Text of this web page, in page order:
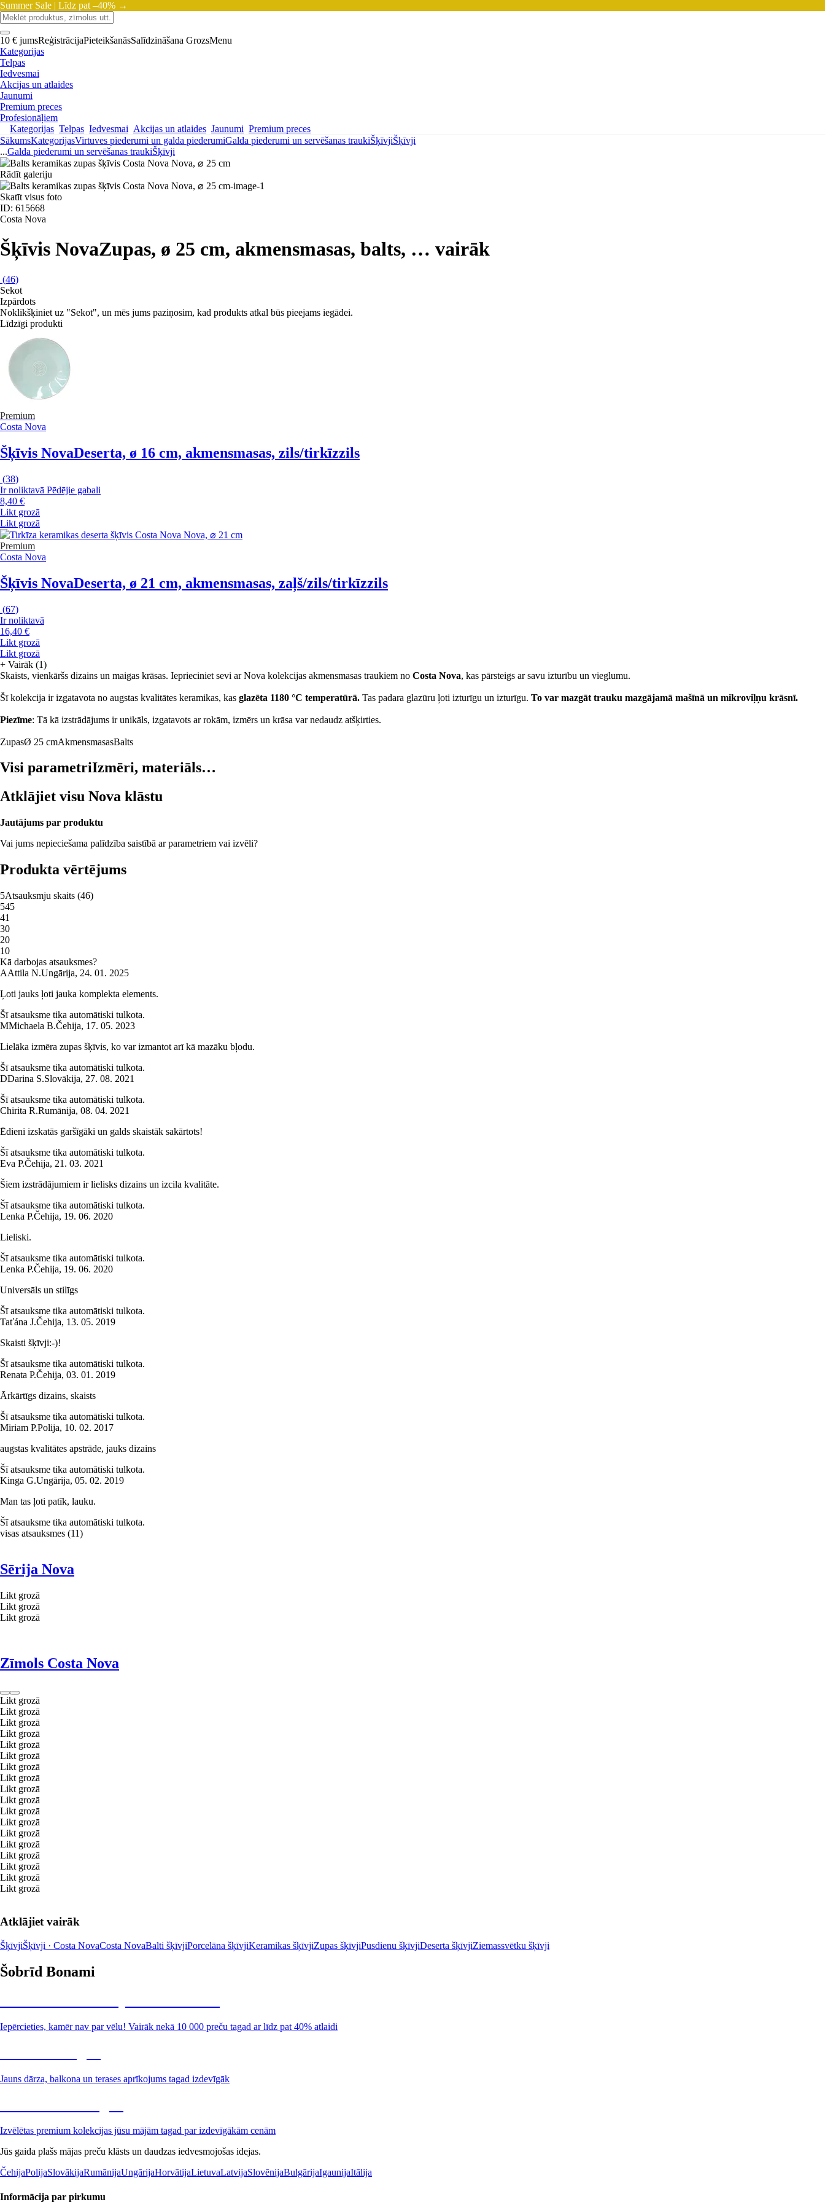
Summer Sale | Līdz pat –40% →
10 € jumsReģistrācijaPieteikšanāsSalīdzināšana GrozsMenu
Kategorijas
Telpas
Iedvesmai
Akcijas un atlaides
Jaunumi
Premium preces
Profesionāļiem
Kategorijas Telpas Iedvesmai Akcijas un atlaides Jaunumi Premium preces
SākumsKategorijasVirtuves piederumi un galda piederumiGalda piederumi un servēšanas traukiŠķīvjiŠķīvji
...Galda piederumi un servēšanas traukiŠķīvji
Rādīt galeriju
Skatīt visus foto
ID: 615668
Costa Nova
Šķīvis NovaZupas, ø 25 cm, akmensmasas, balts, … vairāk
(46)
Sekot
Izpārdots
Noklikšķiniet uz "Sekot", un mēs jums paziņosim, kad produkts atkal būs pieejams iegādei.
Līdzīgi produkti
Premium
Costa Nova
Šķīvis NovaDeserta, ø 16 cm, akmensmasas, zils/tirkīzzils
(38)
Ir noliktavā Pēdējie gabali
8,40 €
Likt grozā
Likt grozā
Premium
Costa Nova
Šķīvis NovaDeserta, ø 21 cm, akmensmasas, zaļš/zils/tirkīzzils
(67)
Ir noliktavā
16,40 €
Likt grozā
Likt grozā
+ Vairāk (1)
Skaists, vienkāršs dizains un maigas krāsas. Ieprieciniet sevi ar Nova kolekcijas akmensmasas traukiem no Costa Nova, kas pārsteigs ar savu izturību un vieglumu.
Šī kolekcija ir izgatavota no augstas kvalitātes keramikas, kas glazēta 1180 °C temperatūrā. Tas padara glazūru ļoti izturīgu un izturīgu. To var mazgāt trauku mazgājamā mašīnā un mikroviļņu krāsnī.
Piezīme: Tā kā izstrādājums ir unikāls, izgatavots ar rokām, izmērs un krāsa var nedaudz atšķirties.
ZupasØ 25 cmAkmensmasasBalts
Visi parametriIzmēri, materiāls…
Atklājiet visu Nova klāstu
Jautājums par produktu
Vai jums nepieciešama palīdzība saistībā ar parametriem vai izvēli?
Produkta vērtējums
5Atsauksmju skaits (46)
545
41
30
20
10
Kā darbojas atsauksmes?
AAttila N.Ungārija, 24. 01. 2025
Ļoti jauks ļoti jauka komplekta elements.
Šī atsauksme tika automātiski tulkota.
MMichaela B.Čehija, 17. 05. 2023
Lielāka izmēra zupas šķīvis, ko var izmantot arī kā mazāku bļodu.
Šī atsauksme tika automātiski tulkota.
DDarina S.Slovākija, 27. 08. 2021
Šī atsauksme tika automātiski tulkota.
Chirita R.Rumānija, 08. 04. 2021
Ēdieni izskatās garšīgāki un galds skaistāk sakārtots!
Šī atsauksme tika automātiski tulkota.
Eva P.Čehija, 21. 03. 2021
Šiem izstrādājumiem ir lielisks dizains un izcila kvalitāte.
Šī atsauksme tika automātiski tulkota.
Lenka P.Čehija, 19. 06. 2020
Lieliski.
Šī atsauksme tika automātiski tulkota.
Lenka P.Čehija, 19. 06. 2020
Universāls un stilīgs
Šī atsauksme tika automātiski tulkota.
Taťána J.Čehija, 13. 05. 2019
Skaisti šķīvji:-)!
Šī atsauksme tika automātiski tulkota.
Renata P.Čehija, 03. 01. 2019
Ārkārtīgs dizains, skaists
Šī atsauksme tika automātiski tulkota.
Miriam P.Polija, 10. 02. 2017
augstas kvalitātes apstrāde, jauks dizains
Šī atsauksme tika automātiski tulkota.
Kinga G.Ungārija, 05. 02. 2019
Man tas ļoti patīk, lauku.
Šī atsauksme tika automātiski tulkota.
visas atsauksmes (11)
Sērija Nova
Likt grozā
Likt grozā
Likt grozā
Zīmols Costa Nova
Likt grozā
Likt grozā
Likt grozā
Likt grozā
Likt grozā
Likt grozā
Likt grozā
Likt grozā
Likt grozā
Likt grozā
Likt grozā
Likt grozā
Likt grozā
Likt grozā
Likt grozā
Likt grozā
Likt grozā
Likt grozā
Atklājiet vairāk
ŠķīvjiŠķīvji · Costa NovaCosta NovaBalti šķīvjiPorcelāna šķīvjiKeramikas šķīvjiZupas šķīvjiPusdienu šķīvjiDeserta šķīvjiZiemassvētku šķīvji
Šobrīd Bonami
Iepērcieties, kamēr nav par vēlu! Vairāk nekā 10 000 preču tagad ar līdz pat 40% atlaidi
Jauns dārza, balkona un terases aprīkojums tagad izdevīgāk
Izvēlētas premium kolekcijas jūsu mājām tagad par izdevīgākām cenām
Jūs gaida plašs mājas preču klāsts un daudzas iedvesmojošas idejas.
ČehijaPolijaSlovākijaRumānijaUngārijaHorvātijaLietuvaLatvijaSlovēnijaBulgārijaIgaunijaItālija
Informācija par pirkumu